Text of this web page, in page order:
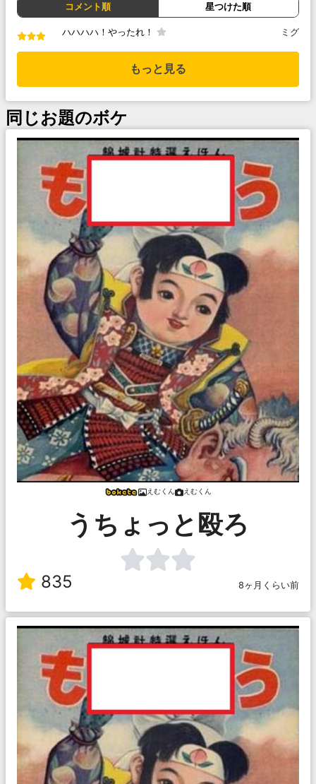
コメント順 星つけた順
ハハハハ！やったれ！ ミグ
もっと見る
同じお題のボケ
えむくん えむくん
うちょっと殴ろ
835 8ヶ月くらい前